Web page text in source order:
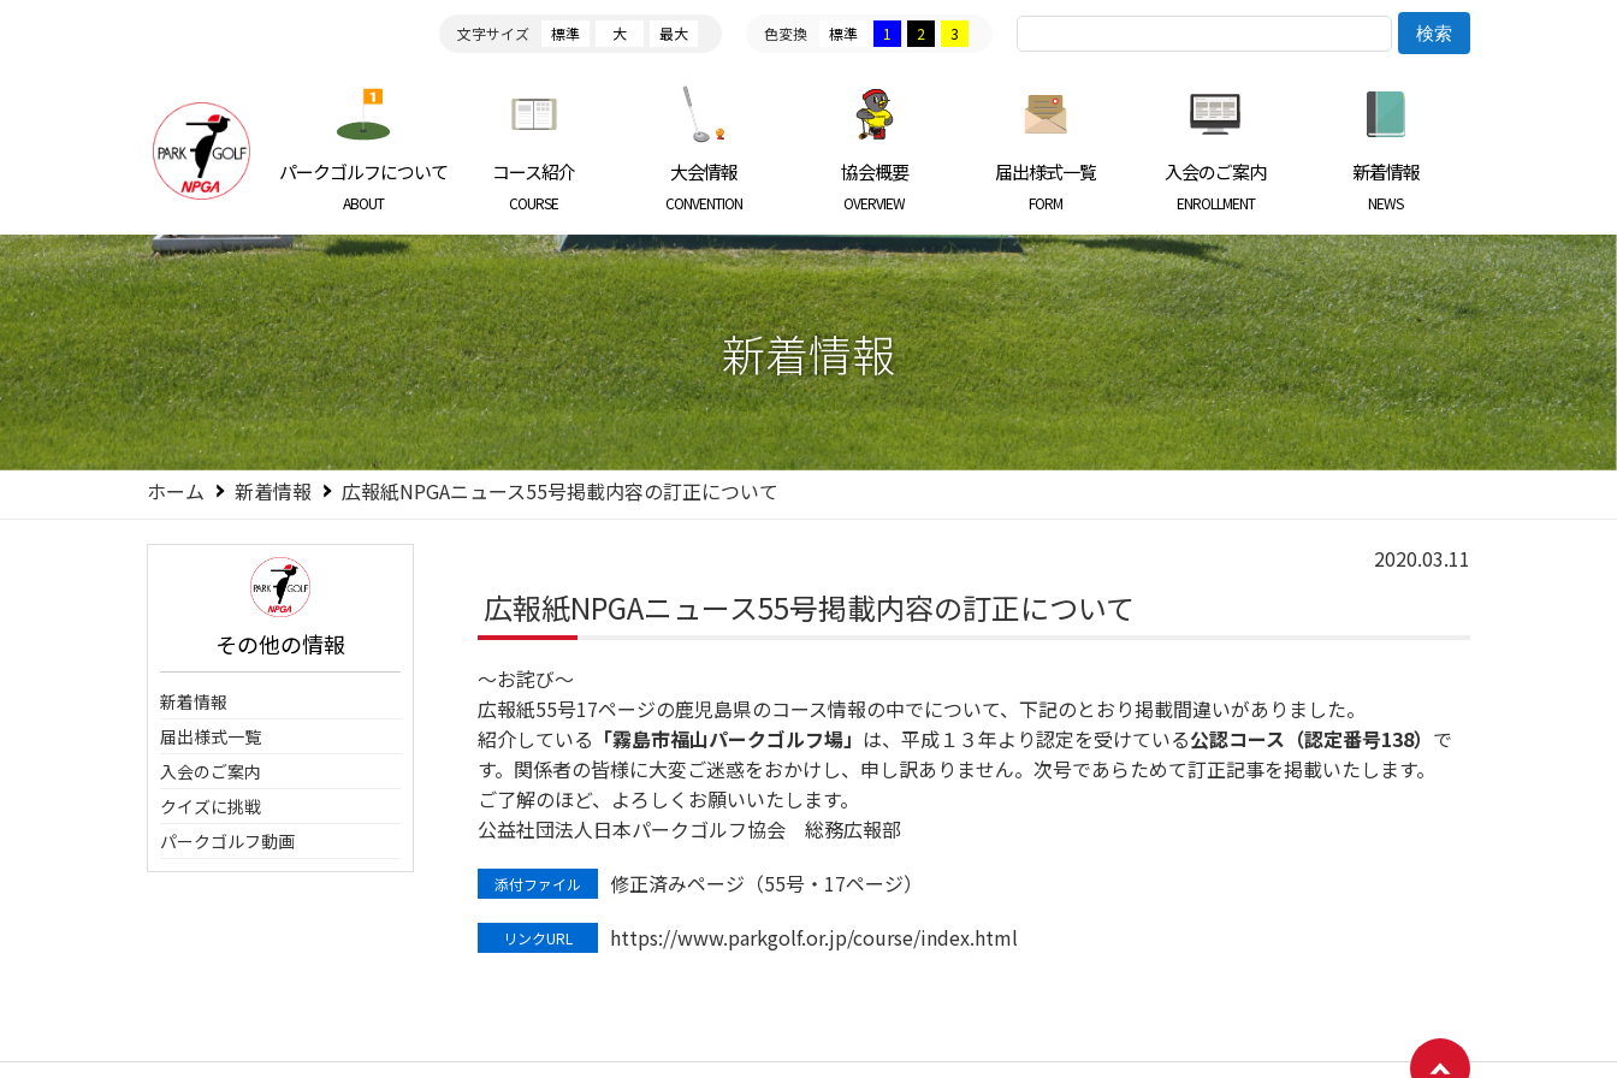
文字サイズ 標準 大 最大 色変換 標準 1 2 3
日本パークゴルフ協会 NIPPON PARKGOLF ASSOCIATION
パークゴルフについて
ABOUT
コース紹介
COURSE
大会情報
CONVENTION
協会概要
OVERVIEW
届出様式一覧
FORM
入会のご案内
ENROLLMENT
新着情報
NEWS
新着情報
ホーム 新着情報 広報紙NPGAニュース55号掲載内容の訂正について
その他の情報
新着情報
届出様式一覧
入会のご案内
クイズに挑戦
パークゴルフ動画
2020.03.11
広報紙NPGAニュース55号掲載内容の訂正について
～お詫び～
広報紙55号17ページの鹿児島県のコース情報の中でについて、下記のとおり掲載間違いがありました。
紹介している 「霧島市福山パークゴルフ場」 は、平成１３年より認定を受けている公認コース（認定番号138） で
す。関係者の皆様に大変ご迷惑をおかけし、申し訳ありません。次号であらためて訂正記事を掲載いたします。
ご了解のほど、よろしくお願いいたします。
公益社団法人日本パークゴルフ協会 総務広報部
添付ファイル 修正済みページ（55号・17ページ）
リンクURL https://www.parkgolf.or.jp/course/index.html